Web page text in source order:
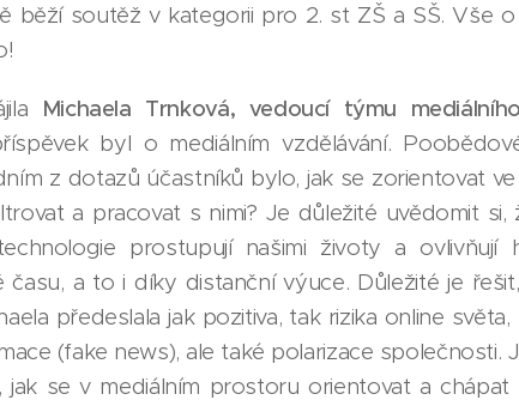
běží soutěž v kategorii pro 2. st ZŠ a SŠ. Vše
Michaela Trnková, vedoucí týmu
byl o mediálním vzdělávání.
z dotazů účastníků bylo, jak se zorientovat
a pracovat s nimi? Je důležité uvědomit si,
prostupují našimi životy a ovlivňují
a to i díky distanční výuce. Důležité je
předeslala jak pozitiva, tak rizika online
(fake news), ale také polarizace společnosti.
se v mediálním prostoru orientovat a